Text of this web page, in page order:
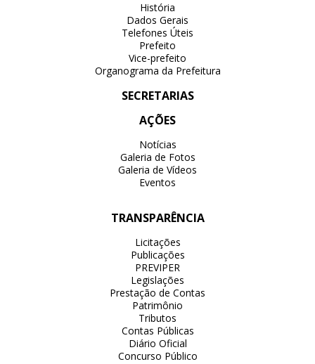
História
Dados Gerais
Telefones Úteis
Prefeito
Vice-prefeito
Organograma da Prefeitura
SECRETARIAS
AÇÕES
Notícias
Galeria de Fotos
Galeria de Vídeos
Eventos
TRANSPARÊNCIA
Licitações
Publicações
PREVIPER
Legislações
Prestação de Contas
Patrimônio
Tributos
Contas Públicas
Diário Oficial
Concurso Público